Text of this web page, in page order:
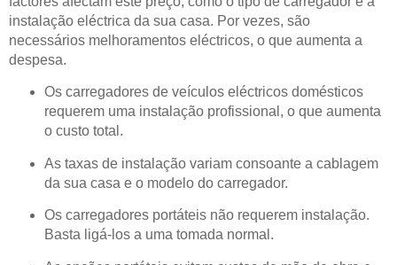
instalação eléctrica da sua casa. Por vezes, são
necessários melhoramentos eléctricos, o que aumenta a
despesa.
Os carregadores de veículos eléctricos domésticos
requerem uma instalação profissional, o que aumenta
o custo total.
As taxas de instalação variam consoante a cablagem
da sua casa e o modelo do carregador.
Os carregadores portáteis não requerem instalação.
Basta ligá-los a uma tomada normal.